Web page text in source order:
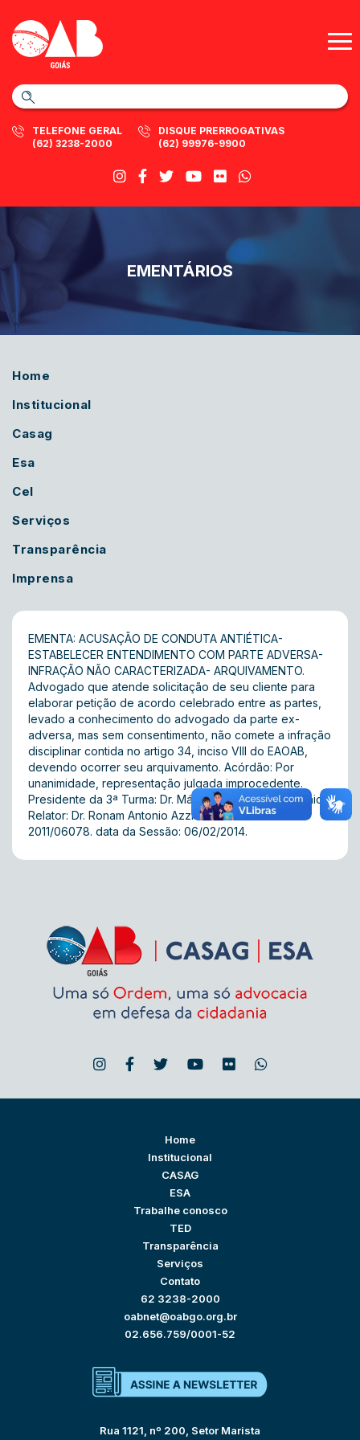
TELEFONE GERAL
(62) 3238-2000
DISQUE PRERROGATIVAS
(62) 99976-9900
EMENTÁRIOS
Home
Institucional
Casag
Esa
Cel
Serviços
Transparência
Imprensa
EMENTA: ACUSAÇÃO DE CONDUTA ANTIÉTICA-
ESTABELECER ENTENDIMENTO COM PARTE ADVERSA-
INFRAÇÃO NÃO CARACTERIZADA- ARQUIVAMENTO.
Advogado que atende solicitação de seu cliente para
elaborar petição de acordo celebrado entre as partes,
levado a conhecimento do advogado da parte ex-
adversa, mas sem consentimento, não comete a infração
disciplinar contida no artigo 34, inciso VIII do EAOAB,
devendo ocorrer seu arquivamento. Acórdão: Por
unanimidade, representação julgada improcedente.
Presidente da 3ª Turma: Dr. Mário José de Moura Júnior.
Relator: Dr. Ronam Antonio Azzi Filho. Processo nº:
2011/06078. data da Sessão: 06/02/2014.
Home
Institucional
CASAG
ESA
Trabalhe conosco
TED
Transparência
Serviços
Contato
62 3238-2000
oabnet@oabgo.org.br
02.656.759/0001-52
Rua 1121, nº 200, Setor Marista